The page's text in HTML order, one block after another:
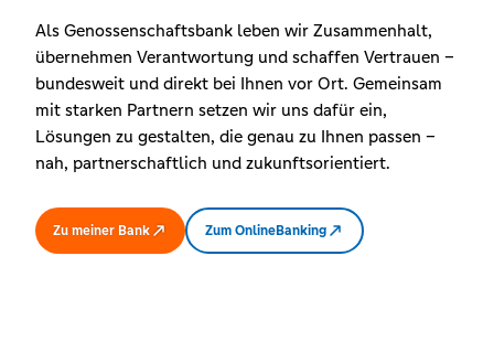
Als Genossenschaftsbank leben wir Zusammenhalt,
übernehmen Verantwortung und schaffen Vertrauen –
bundesweit und direkt bei Ihnen vor Ort. Gemeinsam
mit starken Partnern setzen wir uns dafür ein,
Lösungen zu gestalten, die genau zu Ihnen passen –
nah, partnerschaftlich und zukunftsorientiert.
Zu meiner Bank Zum OnlineBanking